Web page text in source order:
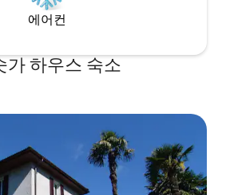
에어컨
가 하우스 숙소